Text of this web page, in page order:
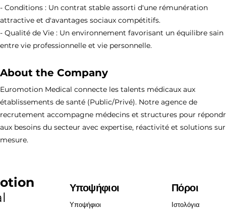
- Conditions : Un contrat stable assorti d'une rémunération
attractive et d'avantages sociaux compétitifs.
- Qualité de Vie : Un environnement favorisant un équilibre sain
entre vie professionnelle et vie personnelle.
About the Company
Euromotion Medical connecte les talents médicaux aux
établissements de santé (Public/Privé). Notre agence de
recrutement accompagne médecins et structures pour
aux besoins du secteur avec expertise, réactivité et solutions sur
mesure.
Υποψήφιοι
Υποψήφιοι
Πόροι
Ιστολόγια